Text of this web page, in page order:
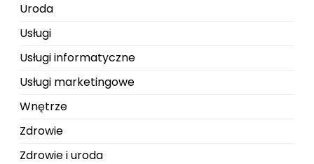
Uroda
Usługi
Usługi informatyczne
Usługi marketingowe
Wnętrze
Zdrowie
Zdrowie i uroda